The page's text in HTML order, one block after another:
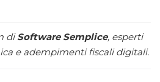
diSoftware Semplice, esperti
e adempimenti fiscali digitali.